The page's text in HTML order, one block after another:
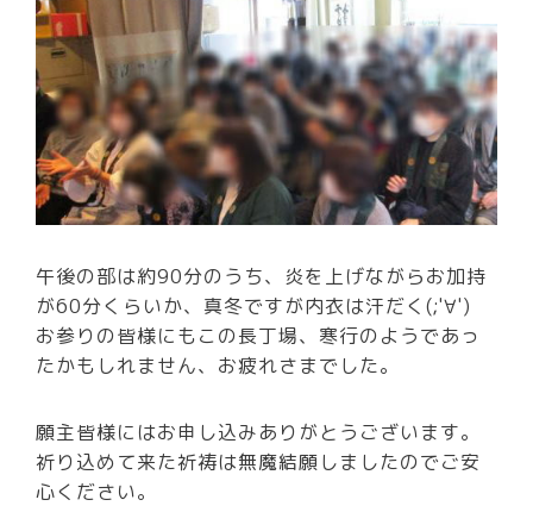
午後の部は約90分のうち、炎を上げながらお加持
が60分くらいか、真冬ですが内衣は汗だく(;'∀')
お参りの皆様にもこの長丁場、寒行のようであっ
たかもしれません、お疲れさまでした。
願主皆様にはお申し込みありがとうございます。
祈り込めて来た祈祷は無魔結願しましたのでご安
心ください。